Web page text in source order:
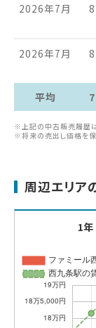
2026年7月
2026年7月
平均
※上記の中古販売履歴は
※将来の売出し価格を保
周辺エリア
1年